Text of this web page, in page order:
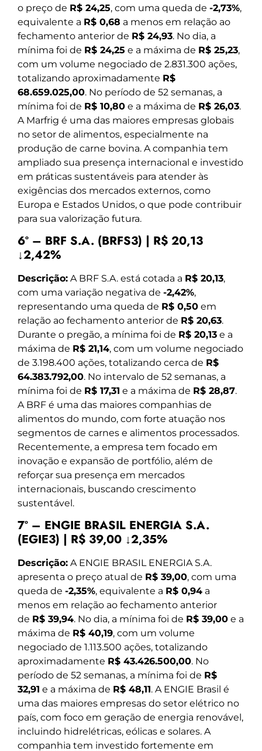
o preço de R$ 24,25, com uma queda de -2,73%,
equivalente a R$ 0,68 a menos em relação ao
fechamento anterior de R$ 24,93. No dia, a
mínima foi de R$ 24,25 e a máxima de R$ 25,23,
com um volume negociado de 2.831.300 ações,
totalizando aproximadamente R$
68.659.025,00. No período de 52 semanas, a
mínima foi de R$ 10,80 e a máxima de R$ 26,03.
A Marfrig é uma das maiores empresas globais
no setor de alimentos, especialmente na
produção de carne bovina. A companhia tem
ampliado sua presença internacional e investido
em práticas sustentáveis para atender às
exigências dos mercados externos, como
Europa e Estados Unidos, o que pode contribuir
para sua valorização futura.
6º – BRF S.A. (BRFS3) | R$ 20,13
↓2,42%
Descrição: A BRF S.A. está cotada a R$ 20,13,
com uma variação negativa de -2,42%,
representando uma queda de R$ 0,50 em
relação ao fechamento anterior de R$ 20,63.
Durante o pregão, a mínima foi de R$ 20,13 e a
máxima de R$ 21,14, com um volume negociado
de 3.198.400 ações, totalizando cerca de R$
64.383.792,00. No intervalo de 52 semanas, a
mínima foi de R$ 17,31 e a máxima de R$ 28,87.
A BRF é uma das maiores companhias de
alimentos do mundo, com forte atuação nos
segmentos de carnes e alimentos processados.
Recentemente, a empresa tem focado em
inovação e expansão de portfólio, além de
reforçar sua presença em mercados
internacionais, buscando crescimento
sustentável.
7º – ENGIE BRASIL ENERGIA S.A.
(EGIE3) | R$ 39,00 ↓2,35%
Descrição: A ENGIE BRASIL ENERGIA S.A.
apresenta o preço atual de R$ 39,00, com uma
queda de -2,35%, equivalente a R$ 0,94 a
menos em relação ao fechamento anterior
de R$ 39,94. No dia, a mínima foi de R$ 39,00 e a
máxima de R$ 40,19, com um volume
negociado de 1.113.500 ações, totalizando
aproximadamente R$ 43.426.500,00. No
período de 52 semanas, a mínima foi de R$
32,91 e a máxima de R$ 48,11. A ENGIE Brasil é
uma das maiores empresas do setor elétrico no
país, com foco em geração de energia renovável,
incluindo hidrelétricas, eólicas e solares. A
companhia tem investido fortemente em